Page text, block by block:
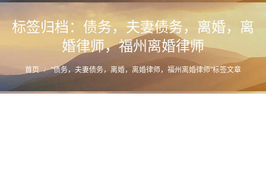
标签归档： 债务，夫妻债务，离婚，离
婚律师，福州离婚律师
您的位置：
首页 "债务，夫妻债务，离婚，离婚律师，福州离婚律师"标签文章